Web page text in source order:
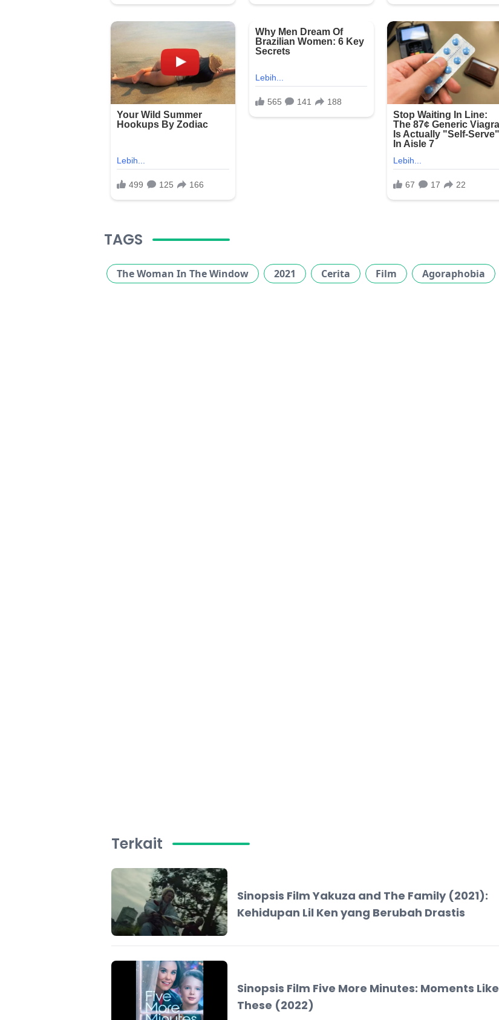
TAGS
The Woman In The Window 2021 Cerita Film Agoraphobia
Terkait
Sinopsis Film Yakuza and The Family (2021):
Kehidupan Lil Ken yang Berubah Drastis
Sinopsis Film Five More Minutes: Moments Like
These (2022)